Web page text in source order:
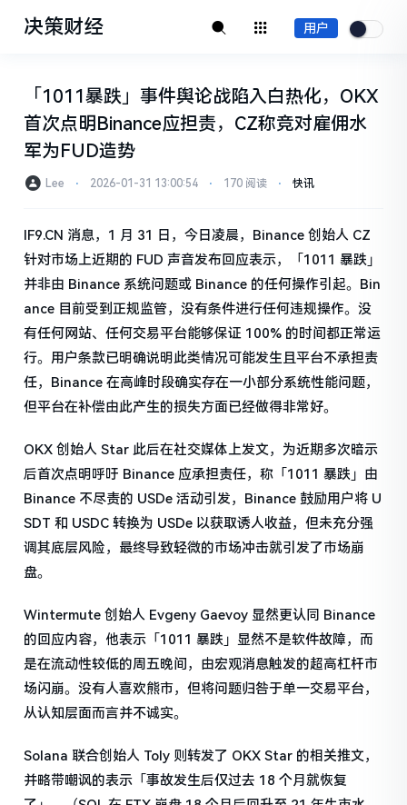
决策财经 用户
「1011暴跌」事件舆论战陷入白热化，OKX
首次点明Binance应担责，CZ称竞对雇佣水
军为FUD造势
Lee ⋅ 2026-01-31 13:00:54 ⋅ 170 阅读 ⋅ 快讯
IF9.CN 消息，1 月 31 日，今日凌晨，Binance 创始人 CZ
针对市场上近期的 FUD 声音发布回应表示，「1011 暴跌」
并非由 Binance 系统问题或 Binance 的任何操作引起。Bin
ance 目前受到正规监管，没有条件进行任何违规操作。没
有任何网站、任何交易平台能够保证 100% 的时间都正常运
行。用户条款已明确说明此类情况可能发生且平台不承担责
任，Binance 在高峰时段确实存在一小部分系统性能问题，
但平台在补偿由此产生的损失方面已经做得非常好。
OKX 创始人 Star 此后在社交媒体上发文，为近期多次暗示
后首次点明呼吁 Binance 应承担责任，称「1011 暴跌」由
Binance 不尽责的 USDe 活动引发，Binance 鼓励用户将 U
SDT 和 USDC 转换为 USDe 以获取诱人收益，但未充分强
调其底层风险，最终导致轻微的市场冲击就引发了市场崩
盘。
Wintermute 创始人 Evgeny Gaevoy 显然更认同 Binance
的回应内容，他表示「1011 暴跌」显然不是软件故障，而
是在流动性较低的周五晚间，由宏观消息触发的超高杠杆市
场闪崩。没有人喜欢熊市，但将问题归咎于单一交易平台，
从认知层面而言并不诚实。
Solana 联合创始人 Toly 则转发了 OKX Star 的相关推文，
并略带嘲讽的表示「事故发生后仅过去 18 个月就恢复